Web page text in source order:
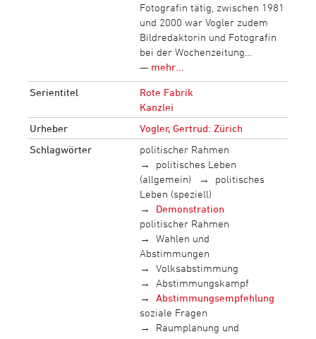
Fotografin tätig, zwischen 1981
und 2000 war Vogler zudem
Bildredaktorin und Fotografin
bei der Wochenzeitung…
— mehr...
Serientitel
Rote Fabrik
Kanzlei
Urheber
Vogler, Gertrud: Zürich
Schlagwörter
politischer Rahmen
politisches Leben
(allgemein)
politisches
Leben (speziell)
Demonstration
politischer Rahmen
Wahlen und
Abstimmungen
Volksabstimmung
Abstimmungskampf
Abstimmungsempfehlung
soziale Fragen
Raumplanung und